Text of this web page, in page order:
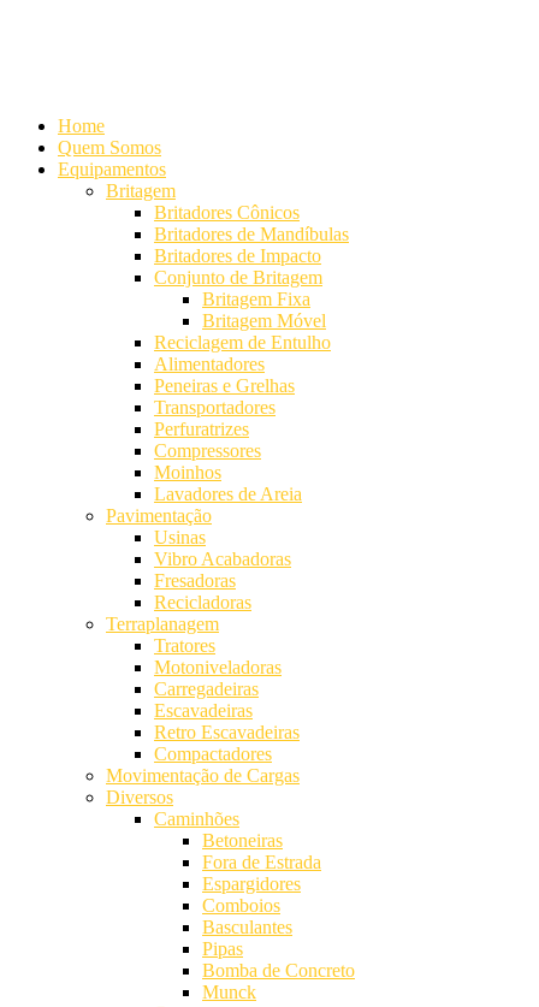
Home
Quem Somos
Equipamentos
Britagem
Britadores Cônicos
Britadores de Mandíbulas
Britadores de Impacto
Conjunto de Britagem
Britagem Fixa
Britagem Móvel
Reciclagem de Entulho
Alimentadores
Peneiras e Grelhas
Transportadores
Perfuratrizes
Compressores
Moinhos
Lavadores de Areia
Pavimentação
Usinas
Vibro Acabadoras
Fresadoras
Recicladoras
Terraplanagem
Tratores
Motoniveladoras
Carregadeiras
Escavadeiras
Retro Escavadeiras
Compactadores
Movimentação de Cargas
Diversos
Caminhões
Betoneiras
Fora de Estrada
Espargidores
Comboios
Basculantes
Pipas
Bomba de Concreto
Munck